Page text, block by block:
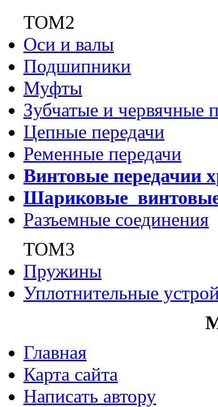
ТОМ2
Оси и валы
Подшипники
Муфты
Зубчатые и червячные
Цепные передачи
Ременные передачи
Винтовые передачии
Шариковые
Разъемные соединения
ТОМ3
Пружины
Уплотнительные
Главная
Карта сайта
Написать автору